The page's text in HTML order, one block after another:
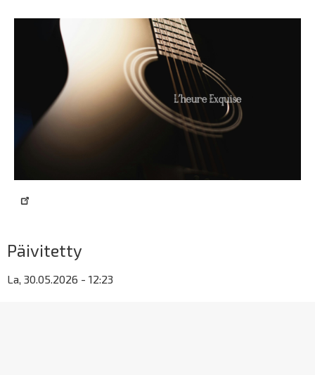
Päivitetty
La, 30.05.2026 - 12:23